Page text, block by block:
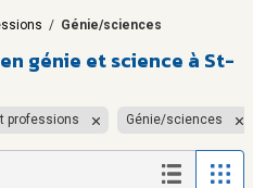
/ Génie/sciences
génie et science à St-
professions Génie/sciences